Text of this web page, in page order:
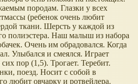
породам. Глазки у всех
(ребенок очень любит
ткани. Шерсть у каждой из
полиэстера. Наш малыш из набора
Очень им обрадовался. Когда
Улыбался и смеялся. Играет
пор (1,5). Трогает. Теребит.
поезд. Носит с собой в
любит овчарку и ротвейлера.